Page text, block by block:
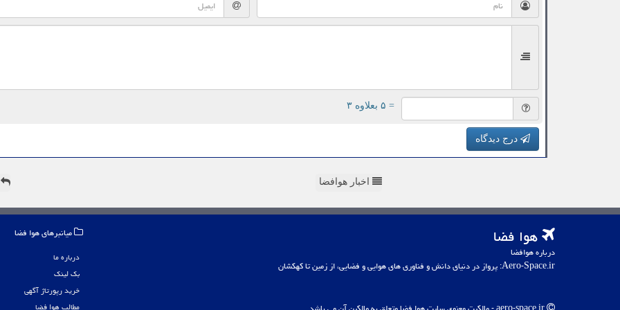
= ۵ بعلاوه ۳
درج دیدگاه
اخبار هوافضا
هوا فضا
درباره هوافضا
Aero-Space.ir: پرواز در دنیای دانش و فناوری های هوایی و فضایی، از زمین تا کهکشان
میانبرهای هوا فضا
درباره ما
بک لینک
خرید رپورتاژ آگهی
مطالب هوا فضا